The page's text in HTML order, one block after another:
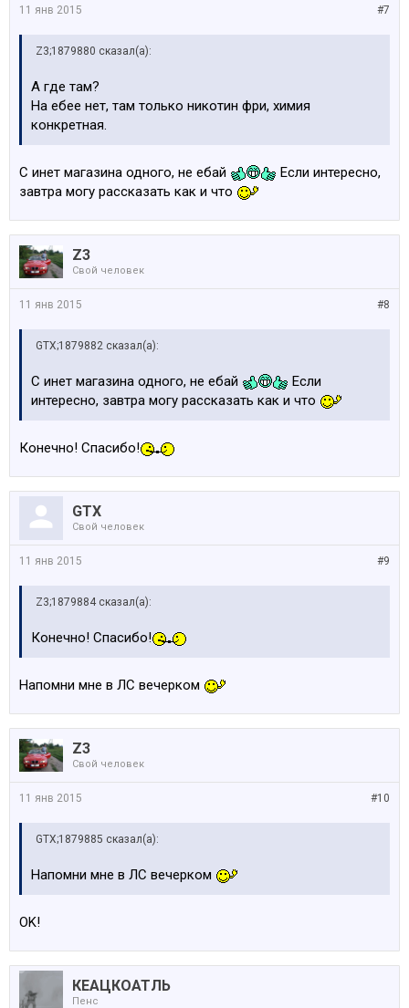
#7
11 янв 2015
Z3;1879880 сказал(а):
А где там?
На ебее нет, там только никотин фри, химия
конкретная.
С инет магазина одного, не ебай
Если интересно,
завтра могу рассказать как и что
Z3
Свой человек
#8
11 янв 2015
GTX;1879882 сказал(а):
С инет магазина одного, не ебай
Если
интересно, завтра могу рассказать как и что
Конечно! Спасибо!
GTX
Свой человек
#9
11 янв 2015
Z3;1879884 сказал(а):
Конечно! Спасибо!
Напомни мне в ЛС вечерком
Z3
Свой человек
#10
11 янв 2015
GTX;1879885 сказал(а):
Напомни мне в ЛС вечерком
OK!
КЕАЦКОАТЛЬ
Пенс